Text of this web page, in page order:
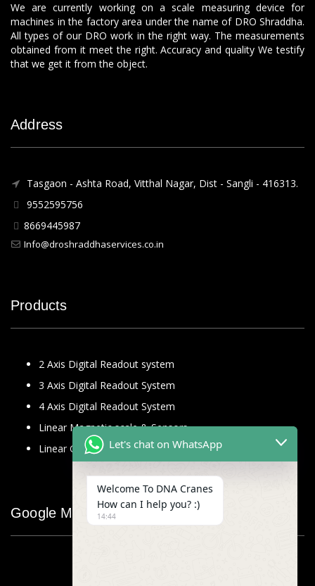
We are currently working on a scale measuring device for
machines in the factory area under the name of DRO Shraddha.
All types of our DRO work in the right way. The measurements
obtained from it meet the right. Accuracy and quality We testify
that we get it from the object.
Address
Tasgaon - Ashta Road, Vitthal Nagar, Dist - Sangli - 416313.
9552595756
8669445987
Info@droshraddhaservices.co.in
Products
2 Axis Digital Readout system
3 Axis Digital Readout System
4 Axis Digital Readout System
Linear Magnetic scale & Sensors
Linear Glass Scale
Google Map
Let's chat on WhatsApp
Welcome To DNA Cranes
How can I help you? :)
14:44